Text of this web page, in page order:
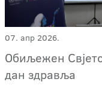
07. апр 2026.
Обиљежен
дан здравља